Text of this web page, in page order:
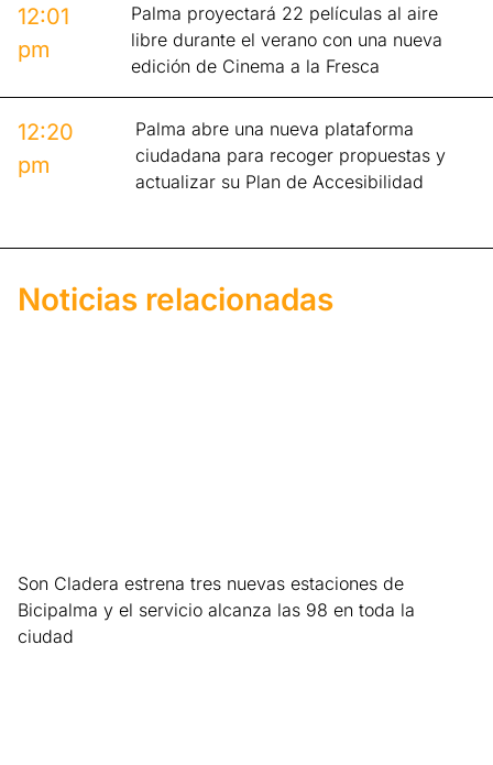
12:01
pm
Palma proyectará 22 películas al aire
libre durante el verano con una nueva
edición de Cinema a la Fresca
12:20
pm
Palma abre una nueva plataforma
ciudadana para recoger propuestas y
actualizar su Plan de Accesibilidad
Noticias relacionadas
Son Cladera estrena tres nuevas estaciones de
Bicipalma y el servicio alcanza las 98 en toda la
ciudad